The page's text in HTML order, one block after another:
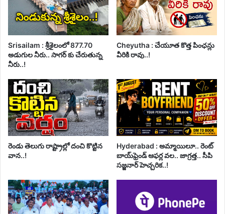
Srisailam : శ్రీశైలంలో 877.70
అడుగుల నీరు.. సాగర్ కు చేరుతున్న
నీరు..!
Cheyutha : చేయూత కొత్త పింఛన్లు
వీరికి రావు..!
రెండు తెలుగు రాష్ట్రాల్లో దంచి కొట్టిన
వాన..!
Hyderabad : అమ్మాయిలూ.. రెంట్
బాయ్‌ఫ్రెండ్ ఆఫర్ల వల.. జాగ్రత్త.. సీపి
సజ్జనార్ హెచ్చరిక..!